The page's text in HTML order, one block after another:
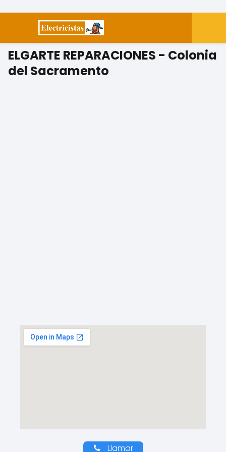
ELGARTE REPARACIONES - Colonia
del Sacramento
Llamar